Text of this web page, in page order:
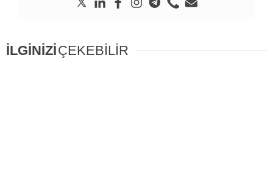
İLGİNİZİÇEKEBİLİR